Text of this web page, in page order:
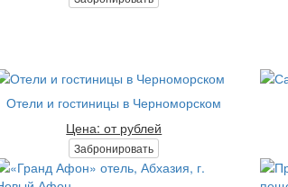
Отели и гостиницы в Черноморском
Цена: от рублей
Забронировать